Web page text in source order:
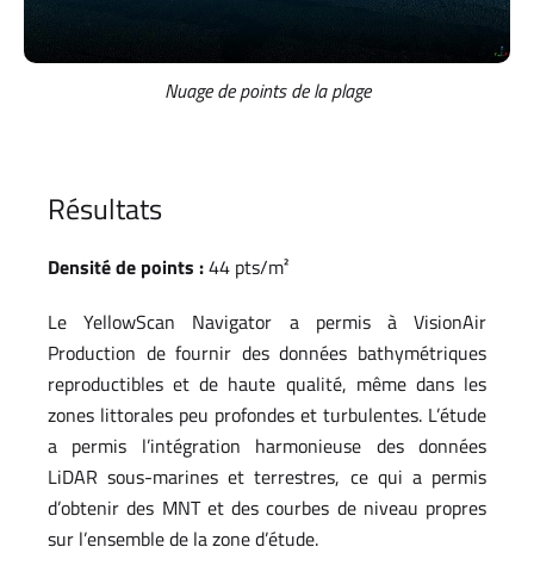
Nuage de points de la plage
Résultats
Densité de points :44 pts/m²
Le YellowScan Navigator a permis à VisionAir
Production de fournir des données bathymétriques
reproductibles et de haute qualité, même dans les
zones littorales peu profondes et turbulentes. L’étude
a permis l’intégration harmonieuse des données
LiDAR sous-marines et terrestres, ce qui a permis
d’obtenir des MNT et des courbes de niveau propres
sur l’ensemble de la zone d’étude.